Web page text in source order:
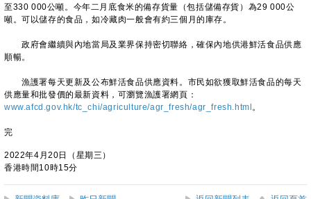
至330 000公噸。今年二月底食米的備存貨量（包括儲備存貨）為29 000公
噸。可以儲存的食品，如冷藏肉一般會有約三個月的庫存。
政府會繼續與內地當局及業界保持密切聯絡，確保內地供港鮮活食品供應
順暢。
漁護署每天更新及公布鮮活食品供應資料。市民如欲獲取鮮活食品的每天
供應量和批發價的最新資料，可瀏覽漁護署網頁：
www.afcd.gov.hk/tc_chi/agriculture/agr_fresh/agr_fresh.html 。
完
2022年4月20日（星期三）
香港時間10時15分